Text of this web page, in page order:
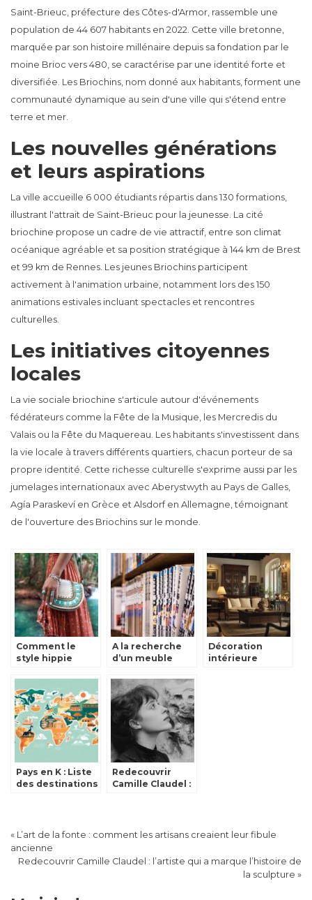
Saint-Brieuc, préfecture des Côtes-d'Armor, rassemble une
population de 44 607 habitants en 2022. Cette ville bretonne,
marquée par son histoire millénaire depuis sa fondation par le
moine Brioc vers 480, se caractérise par une identité forte et
diversifiée. Les Briochins, nom donné aux habitants, forment une
communauté dynamique au sein d'une ville qui s'étend entre
terre et mer.
Les nouvelles générations
et leurs aspirations
La ville accueille 6 000 étudiants répartis dans 130 formations,
illustrant l'attrait de Saint-Brieuc pour la jeunesse. La cité
briochine propose un cadre de vie attractif, entre son climat
océanique agréable et sa position stratégique à 144 km de Brest
et 99 km de Rennes. Les jeunes Briochins participent
activement à l'animation urbaine, notamment lors des 150
animations estivales incluant spectacles et rencontres
culturelles.
Les initiatives citoyennes
locales
La vie sociale briochine s'articule autour d'événements
fédérateurs comme la Fête de la Musique, les Mercredis du
Valais ou la Fête du Maquereau. Les habitants s'investissent dans
la vie locale à travers différents quartiers, chacun porteur de sa
propre identité. Cette richesse culturelle s'exprime aussi par les
jumelages internationaux avec Aberystwyth au Pays de Galles,
Agía Paraskeví en Grèce et Alsdorf en Allemagne, témoignant
de l'ouverture des Briochins sur le monde.
Comment le
style hippie
la mode
actuelle?
A la recherche
d’un meuble
Décoration
intérieure
Pays en K : Liste
des destinations
Redecouvrir
Camille Claudel :
« L’art de la fonte : comment les artisans creaient leur fibule
ancienne
Redecouvrir Camille Claudel : l’artiste qui a marque l’histoire de
la sculpture »